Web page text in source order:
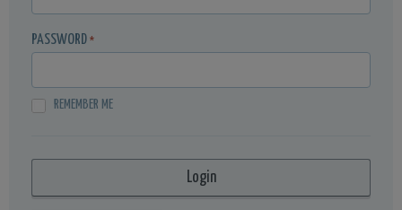
PASSWORD *
REMEMBER ME